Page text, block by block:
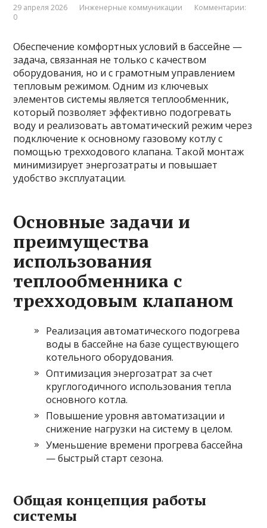
29 апреля 2026 Инженерные коммуникации
Комментарии:
0
Обеспечение комфортных условий в бассейне —
задача, связанная не только с качеством
оборудования, но и с грамотным управлением
тепловым режимом. Одним из ключевых
элементов системы является теплообменник,
который позволяет эффективно подогревать
воду и реализовать автоматический режим через
подключение к основному газовому котлу с
помощью трехходового клапана. Такой монтаж
минимизирует энергозатраты и повышает
удобство эксплуатации.
Основные задачи и
преимущества
использования
теплообменника с
трехходовым клапаном
Реализация автоматического подогрева
воды в бассейне на базе существующего
котельного оборудования.
Оптимизация энергозатрат за счет
круглогодичного использования тепла
основного котла.
Повышение уровня автоматизации и
снижение нагрузки на систему в целом.
Уменьшение времени прогрева бассейна
— быстрый старт сезона.
Общая концепция работы
системы